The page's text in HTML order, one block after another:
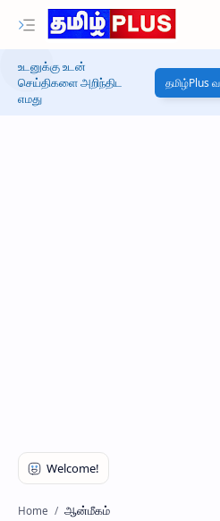
உடனுக்கு உடன்
செய்திகளை அறிந்திட
எமது
தமிழ்Plus
Home ஆன்மீகம்